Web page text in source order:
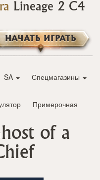
Lineage 2 C4
НАЧАТЬ ИГРАТЬ
SA Спецмагазины
Примерочная
of a